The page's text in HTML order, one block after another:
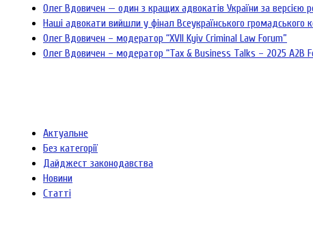
Олег Вдовичен — один з кращих адвокатів України за версією
Наші адвокати вийшли у фінал Всеукраїнського громадського
Олег Вдовичен – модератор “XVII Kyiv Criminal Law Forum”
Олег Вдовичен – модератор “Tax & Business Talks – 2025 A2B
Актуальне
Без категорії
Дайджест законодавства
Новини
Статті